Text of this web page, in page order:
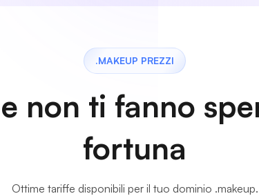
.MAKEUP PREZZI
non ti fanno
fortuna
Ottime tariffe disponibili per il tuo dominio .makeup.